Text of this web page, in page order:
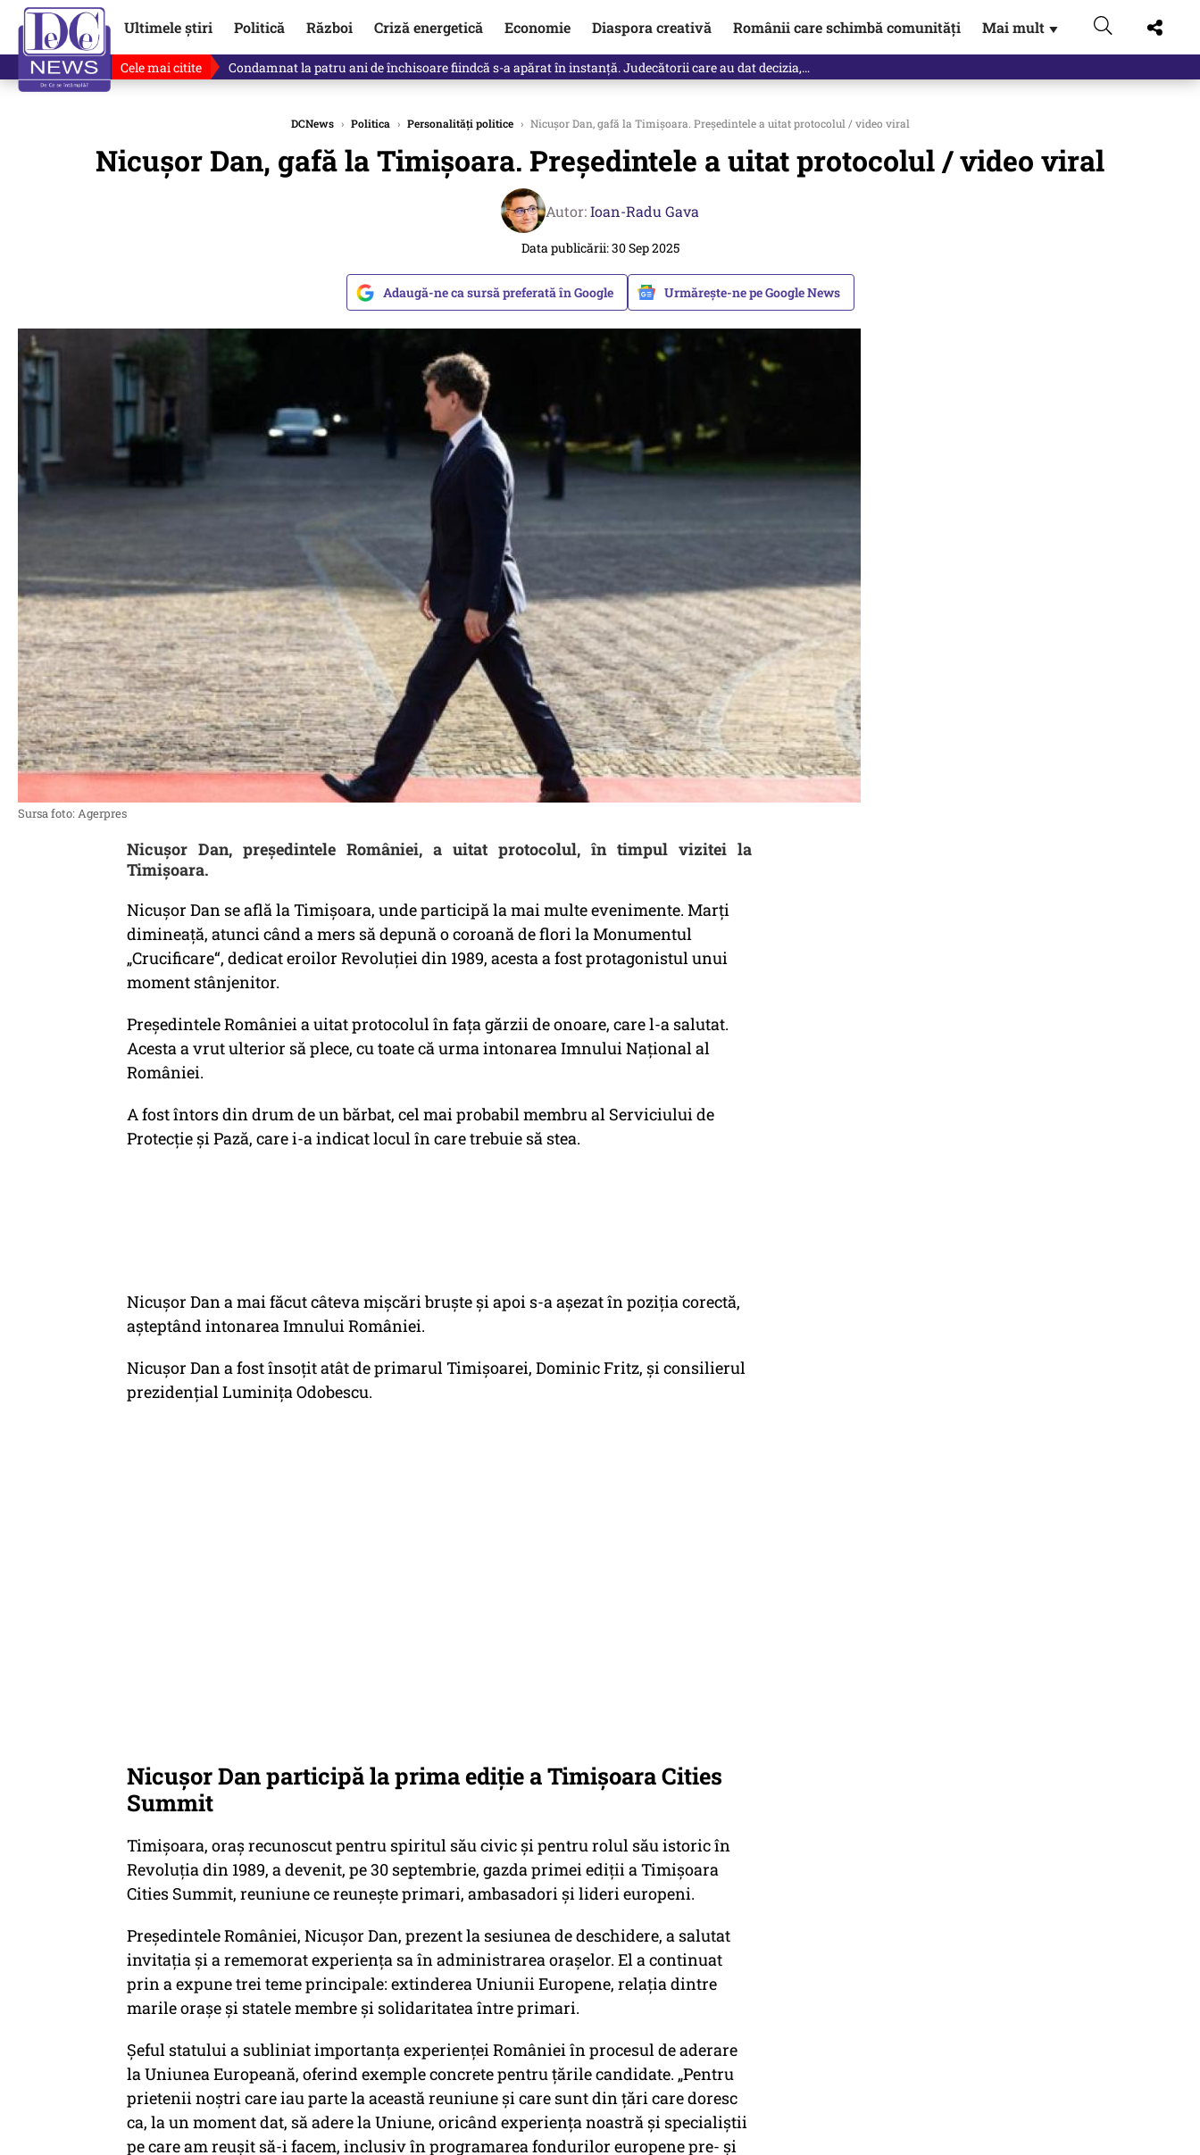
Ultimele știri Politică Război Criză energetică Economie Diaspora creativă Românii care schimbă comunități Mai mult ▼
Cele mai citite Condamnat la patru ani de închisoare fiindcă s-a apărat în instanță. Judecătorii care au dat decizia,…
DCNews › Politica › Personalități politice › Nicușor Dan, gafă la Timișoara. Președintele a uitat protocolul / video viral
Nicușor Dan, gafă la Timișoara. Președintele a uitat protocolul / video viral
Autor:Ioan-Radu Gava
Data publicării: 30 Sep 2025
Adaugă-ne ca sursă preferată în Google Urmărește-ne pe Google News
Sursa foto: Agerpres
Nicușor Dan, președintele României, a uitat protocolul, în timpul vizitei la
Timișoara.
Nicușor Dan se află la Timișoara, unde participă la mai multe evenimente. Marți
dimineață, atunci când a mers să depună o coroană de flori la Monumentul
„Crucificare“, dedicat eroilor Revoluției din 1989, acesta a fost protagonistul unui
moment stânjenitor.
Președintele României a uitat protocolul în fața gărzii de onoare, care l-a salutat.
Acesta a vrut ulterior să plece, cu toate că urma intonarea Imnului Național al
României.
A fost întors din drum de un bărbat, cel mai probabil membru al Serviciului de
Protecție și Pază, care i-a indicat locul în care trebuie să stea.
Nicușor Dan a mai făcut câteva mișcări bruște și apoi s-a așezat în poziția corectă,
așteptând intonarea Imnului României.
Nicușor Dan a fost însoțit atât de primarul Timișoarei, Dominic Fritz, și consilierul
prezidențial Luminița Odobescu.
Nicușor Dan participă la prima ediție a Timișoara Cities
Summit
Timișoara, oraș recunoscut pentru spiritul său civic și pentru rolul său istoric în
Revoluția din 1989, a devenit, pe 30 septembrie, gazda primei ediții a Timișoara
Cities Summit, reuniune ce reunește primari, ambasadori și lideri europeni.
Președintele României, Nicușor Dan, prezent la sesiunea de deschidere, a salutat
invitația și a rememorat experiența sa în administrarea orașelor. El a continuat
prin a expune trei teme principale: extinderea Uniunii Europene, relația dintre
marile orașe și statele membre și solidaritatea între primari.
Șeful statului a subliniat importanța experienței României în procesul de aderare
la Uniunea Europeană, oferind exemple concrete pentru țările candidate. „Pentru
prietenii noștri care iau parte la această reuniune și care sunt din țări care doresc
ca, la un moment dat, să adere la Uniune, oricând experiența noastră și specialiștii
pe care am reușit să-i facem, inclusiv în programarea fondurilor europene pre- și